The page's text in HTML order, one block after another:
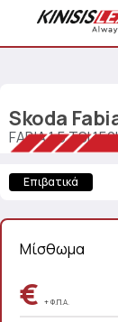
Skoda
FABIA 1.5 TSI
Επιβατικά
Μίσθωμα
€ + Φ.Π.Α.